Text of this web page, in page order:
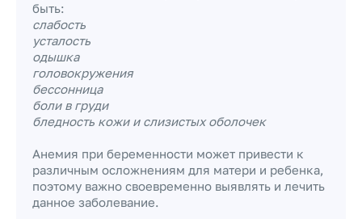
быть:
слабость
усталость
одышка
головокружения
бессонница
боли в груди
бледность кожи и слизистых оболочек
Анемия при беременности может привести к
различным осложнениям для матери и ребенка,
поэтому важно своевременно выявлять и лечить
данное заболевание.